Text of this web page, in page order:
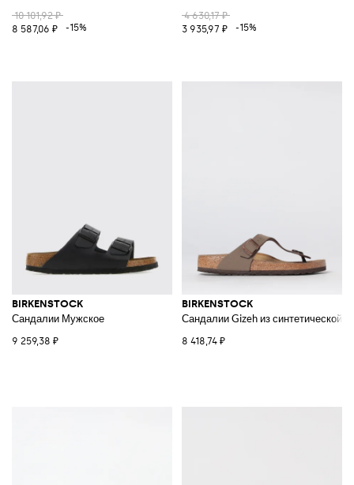
10 101,92 ₽
8 587,06 ₽
-15%
4 630,17 ₽
3 935,97 ₽
-15%
BIRKENSTOCK
Сандалии Мужское
9 259,38 ₽
BIRKENSTOCK
Сандалии Gizeh из синтетической
8 418,74 ₽